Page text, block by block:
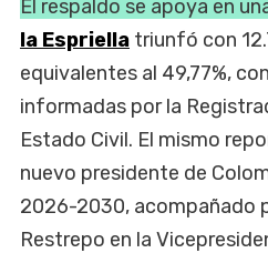
El respaldo se apoya en
la Espriella triunfó con
equivalentes al 49,77%,
informadas por la
Estado Civil. El mismo
nuevo presidente de
2026-2030, acompañado
Restrepo en la